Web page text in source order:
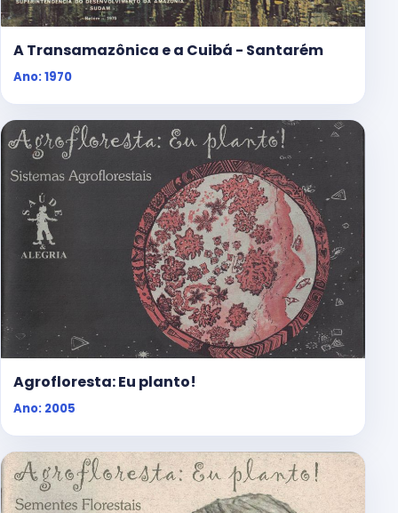
A Transamazônica e a Cuibá - Santarém
Ano: 1970
Agrofloresta: Eu planto!
Ano: 2005